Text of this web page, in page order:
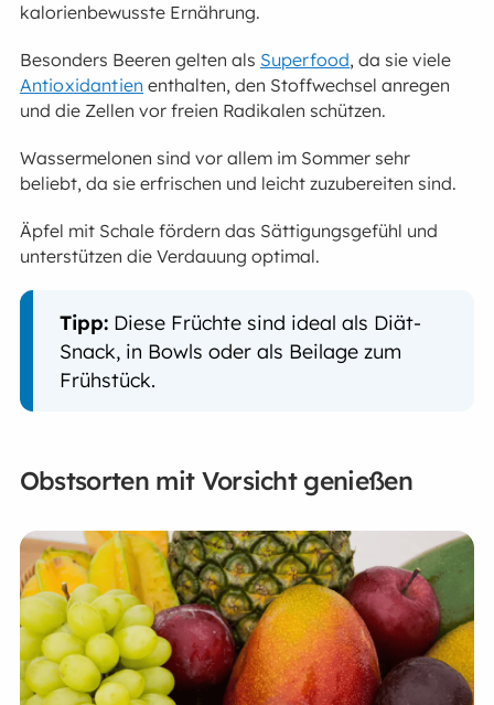
kalorienbewusste Ernährung.
Besonders Beeren gelten als Superfood, da sie viele
Antioxidantien enthalten, den Stoffwechsel anregen
und die Zellen vor freien Radikalen schützen.
Wassermelonen sind vor allem im Sommer sehr
beliebt, da sie erfrischen und leicht zuzubereiten sind.
Äpfel mit Schale fördern das Sättigungsgefühl und
unterstützen die Verdauung optimal.
Tipp:Diese Früchte sind ideal als Diät-
Snack, in Bowls oder als Beilage zum
Frühstück.
Obstsorten mit Vorsicht genießen